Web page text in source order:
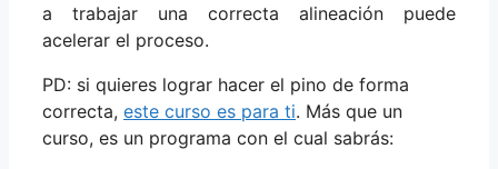
a trabajar una correcta alineación puede
acelerar el proceso.
PD: si quieres lograr hacer el pino de forma
correcta, este curso es para ti. Más que un
curso, es un programa con el cual sabrás: